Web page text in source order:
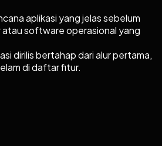
aplikasi yang jelas sebelum
atau software operasional yang
dirilis bertahap dari alur pertama,
di daftar fitur.